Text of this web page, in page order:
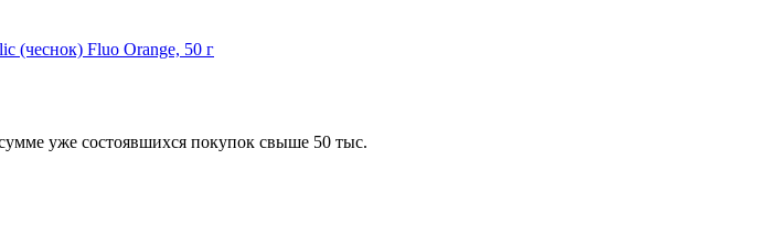
(чеснок) Fluo Orange, 50 г
уже состоявшихся покупок свыше 50 тыс.